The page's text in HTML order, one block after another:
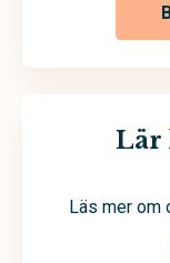
Lär
Läs mer om